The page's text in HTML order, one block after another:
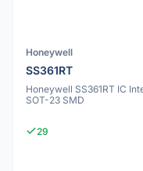
Honeywell
SS361RT
Honeywell SS361RT IC
SOT-23 SMD
29